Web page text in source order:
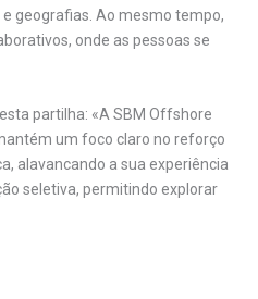
geografias. Ao mesmo tempo,
onde as pessoas se
partilha: «A SBM Offshore
um foco claro no reforço
alavancando a sua experiência
seletiva, permitindo explorar